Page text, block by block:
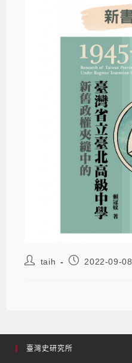
taih 2022-09-08
臺灣史研究所